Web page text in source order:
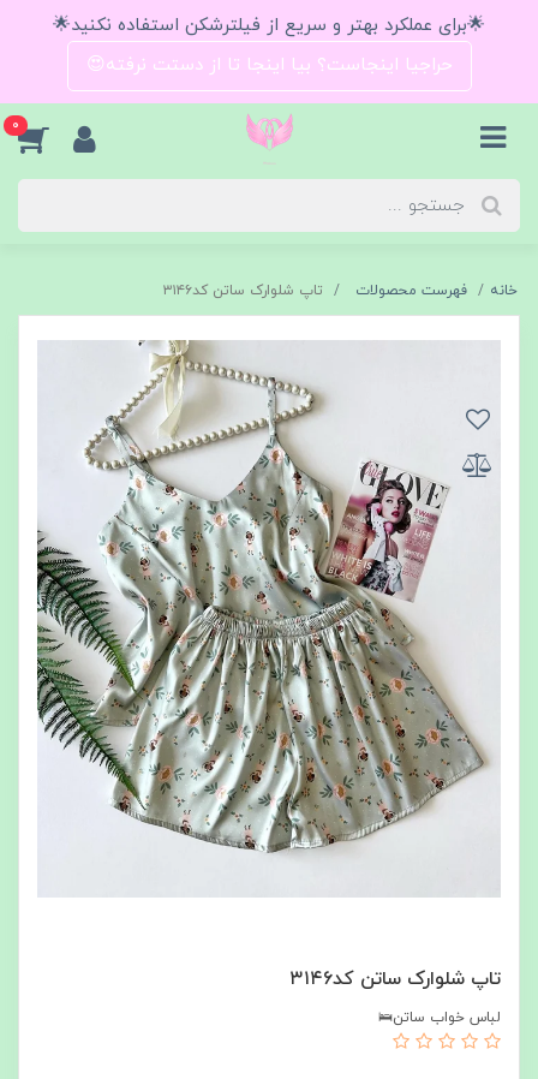
🌟برای عملکرد بهتر و سریع از فیلترشکن استفاده نکنید🌟
حراجیا اینجاست؟ بیا اینجا تا از دستت نرفته😍
0
خانه فهرست محصولات تاپ شلوارک ساتن کد۳۱۴۶
تاپ شلوارک ساتن کد۳۱۴۶
لباس خواب ساتن🛌